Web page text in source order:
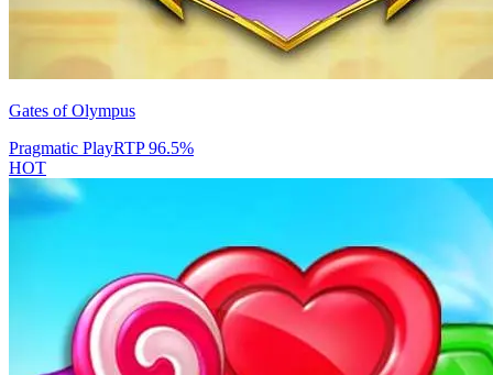
Gates of Olympus
Pragmatic PlayRTP96.5%
HOT